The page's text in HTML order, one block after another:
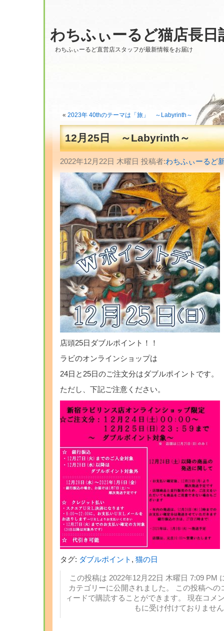
わちふぃーるど猫店長日
わちふぃーるど直営店スタッフが最新情報をお届け
« 2023年 40thのテーマは「旅」 ～Labyrinth～
12月25日 ～Labyrinth～
2022年12月22日 木曜日 投稿者:わちふぃーるど
店頭25日ダブルポイント！！
ラビのオンラインショップは
24日と25日のご注文分はダブルポイントです。
ただし、下記ご注意ください。
タグ: ダブルポイント , 猫の日
この投稿は 2022年12月22日 木曜日 7:09 PM
カテゴリーに公開されました。 この投稿へ
ィードで購読することができます。 現在コメ
もに受け付けておりませ